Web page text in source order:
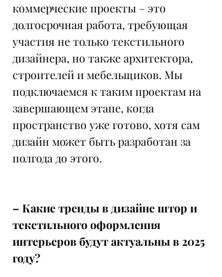
коммерческие проекты – это
долгосрочная работа, требующая
участия не только текстильного
дизайнера, но также архитектора,
строителей и мебельщиков. Мы
подключаемся к таким проектам на
завершающем этапе, когда
пространство уже готово, хотя сам
дизайн может быть разработан за
полгода до этого.
– Какие тренды в дизайне штор и
текстильного оформления
интерьеров будут актуальны в 2025
году?